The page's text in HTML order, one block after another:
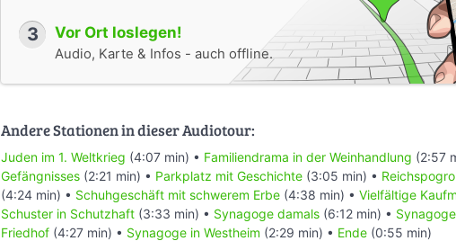
3 Vor Ort loslegen!
Audio, Karte & Infos - auch offline.
Andere Stationen in dieser Audiotour:
Juden im 1. Weltkrieg (4:07 min) • Familiendrama in der Weinhandlung (2:57
Gefängnisses (2:21 min) • Parkplatz mit Geschichte (3:05 min) •
(4:24 min) • Schuhgeschäft mit schwerem Erbe (4:38 min) • Vielfältige
Schuster in Schutzhaft (3:33 min) • Synagoge damals (6:12 min) •
Friedhof (4:27 min) • Synagoge in Westheim (2:29 min) • Ende (0:55 min)